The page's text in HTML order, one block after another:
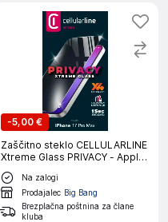
-5,00 €
Zaščitno steklo CELLULARLINE
Xtreme Glass PRIVACY - Apple
iPhone 17 PRO MAX
Na zalogi
Prodajalec Big Bang
Brezplačna poštnina za člane
kluba